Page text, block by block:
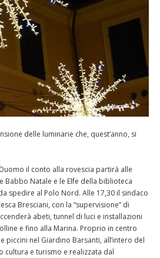
delle luminarie che, quest’anno, si
il conto alla rovescia partirà alle
Babbo Natale e le Elfe della biblioteca
spedire al Polo Nord. Alle 17,30 il sindaco
Bresciani, con la “supervisione” di
abeti, tunnel di luci e installazioni
e fino alla Marina. Proprio in centro
piccini nel Giardino Barsanti, all’intero del
cultura e turismo e realizzata dal